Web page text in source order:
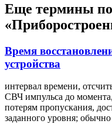
Еще термины
Время
устройства
интервал времени,
СВЧ импульса до
потерям пропускания,
заданного уровня;